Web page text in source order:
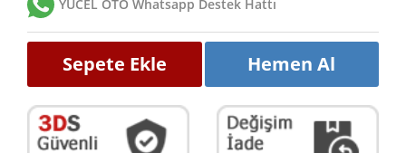
YÜCEL OTO Whatsapp Destek Hattı
Sepete Ekle Hemen Al